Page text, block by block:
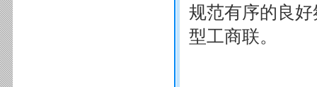
规范有序的良
型工商联。